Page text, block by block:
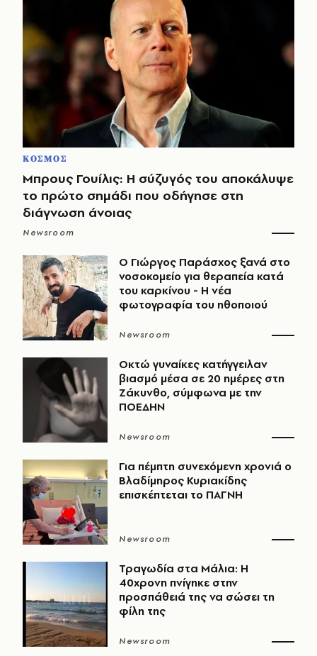
ΚΟΣΜΟΣ
Μπρους Γουίλις: Η σύζυγός του αποκάλυψε
το πρώτο σημάδι που οδήγησε στη
διάγνωση άνοιας
Newsroom
O Γιώργος Παράσχος ξανά στο
νοσοκομείο για θεραπεία κατά
του καρκίνου - Η νέα
φωτογραφία του ηθοποιού
Newsroom
Οκτώ γυναίκες κατήγγειλαν
βιασμό μέσα σε 20 ημέρες στη
Ζάκυνθο, σύμφωνα με την
ΠΟΕΔΗΝ
Newsroom
Για πέμπτη συνεχόμενη χρονιά ο
Βλαδίμηρος Κυριακίδης
επισκέπτεται το ΠΑΓΝΗ
Newsroom
Τραγωδία στα Μάλια: Η
40χρονη πνίγηκε στην
προσπάθειά της να σώσει τη
φίλη της
Newsroom